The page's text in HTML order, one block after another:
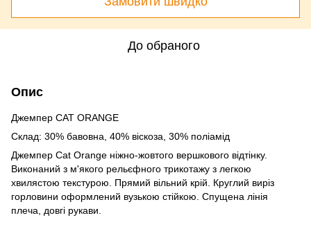
До обраного
Опис
Джемпер CAT ORANGE
Склад: 30% бавовна, 40% віскоза, 30% поліамід
Джемпер Cat Orange ніжно-жовтого вершкового відтінку.
Виконаний з м'якого рельєфного трикотажу з легкою
хвилястою текстурою. Прямий вільний крій. Круглий виріз
горловини оформлений вузькою стійкою. Спущена лінія
плеча, довгі рукави.